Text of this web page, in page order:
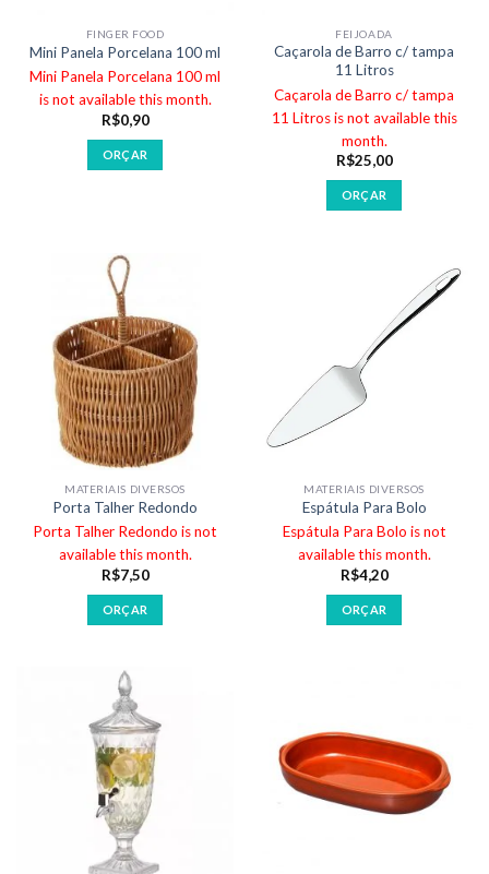
FINGER FOOD
Mini Panela Porcelana 100 ml
Mini Panela Porcelana 100 ml
is not available this month.
R$0,90
ORÇAR
FEIJOADA
Caçarola de Barro c/ tampa
11 Litros
Caçarola de Barro c/ tampa
11 Litros is not available this
month.
R$25,00
ORÇAR
MATERIAIS DIVERSOS
Porta Talher Redondo
Porta Talher Redondo is not
available this month.
R$7,50
ORÇAR
MATERIAIS DIVERSOS
Espátula Para Bolo
Espátula Para Bolo is not
available this month.
R$4,20
ORÇAR